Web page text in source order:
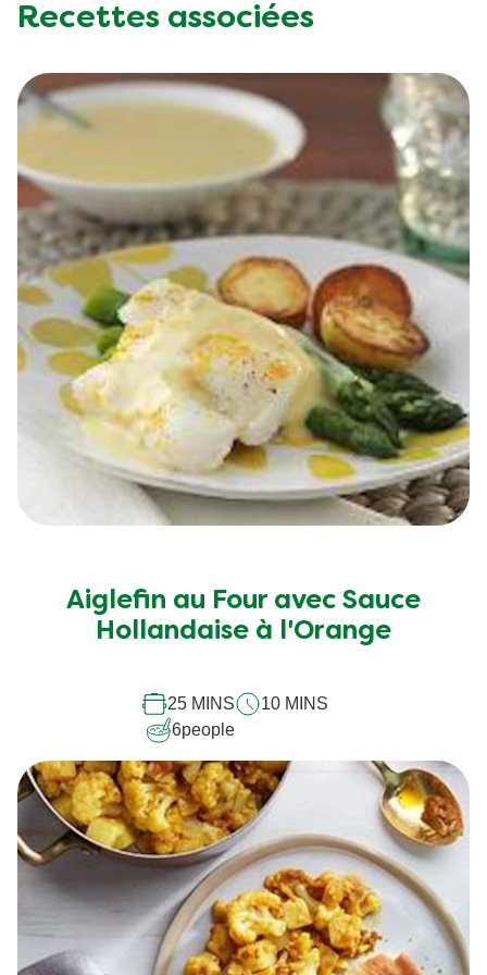
Recettes associées
évaluation
soumise
recipe
Aiglefin au Four avec Sauce
25 MINS
6people